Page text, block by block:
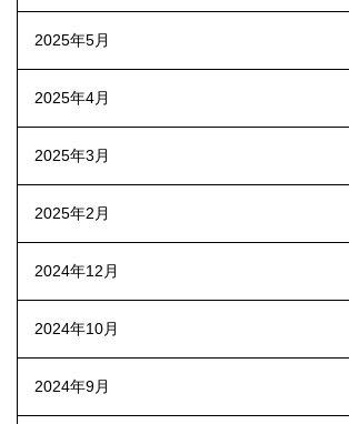
2025年5月
2025年4月
2025年3月
2025年2月
2024年12月
2024年10月
2024年9月